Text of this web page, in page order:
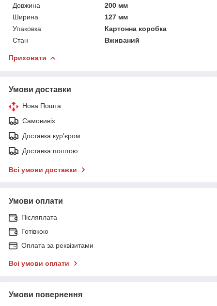
Довжина
200 мм
Ширина
127 мм
Упаковка
Картонна коробка
Стан
Вживаний
Приховати
Умови доставки
Нова Пошта
Самовивіз
Доставка кур'єром
Доставка поштою
Всі умови доставки
Умови оплати
Післяплата
Готівкою
Оплата за реквізитами
Всі умови оплати
Умови повернення